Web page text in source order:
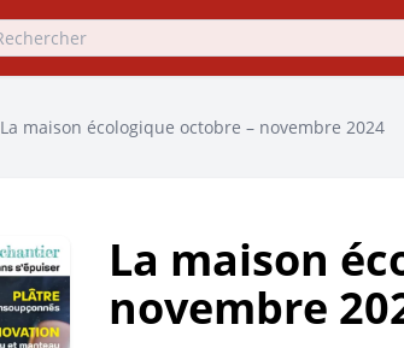
La maison écologique octobre – novembre 2024
La maison
novembre